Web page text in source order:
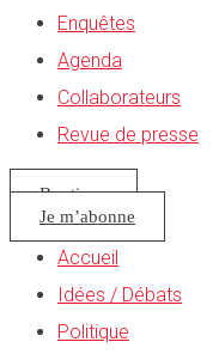
Enquêtes
Agenda
Collaborateurs
Revue de presse
Boutique
Je m’abonne
Accueil
Idées / Débats
Politique